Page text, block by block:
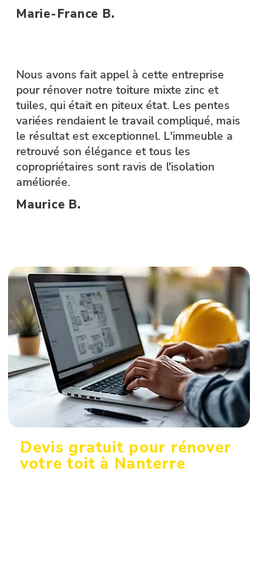
Marie-France B.
Nous avons fait appel à cette entreprise
pour rénover notre toiture mixte zinc et
tuiles, qui était en piteux état. Les pentes
variées rendaient le travail compliqué, mais
le résultat est exceptionnel. L'immeuble a
retrouvé son élégance et tous les
copropriétaires sont ravis de l'isolation
améliorée.
Maurice B.
Devis gratuit pour rénover
votre toit à Nanterre